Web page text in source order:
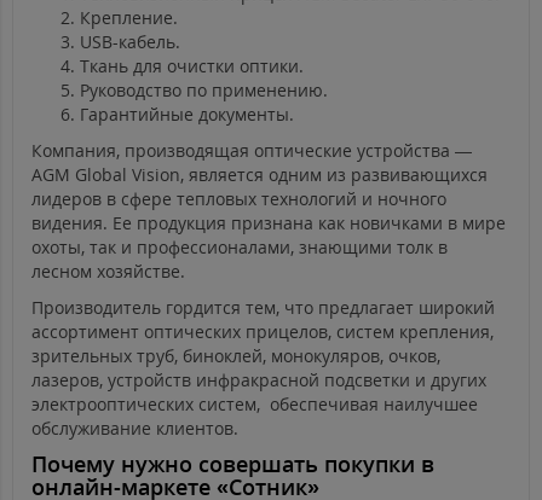
Крепление.
USB-кабель.
Ткань для очистки оптики.
Руководство по применению.
Гарантийные документы.
Компания, производящая оптические устройства —
AGM Global Vision, является одним из развивающихся
лидеров в сфере тепловых технологий и ночного
видения. Ее продукция признана как новичками в мире
охоты, так и профессионалами, знающими толк в
лесном хозяйстве.
Производитель гордится тем, что предлагает широкий
ассортимент оптических прицелов, систем крепления,
зрительных труб, биноклей, монокуляров, очков,
лазеров, устройств инфракрасной подсветки и других
электрооптических систем, обеспечивая наилучшее
обслуживание клиентов.
Почему нужно совершать покупки в
онлайн-маркете «Сотник»